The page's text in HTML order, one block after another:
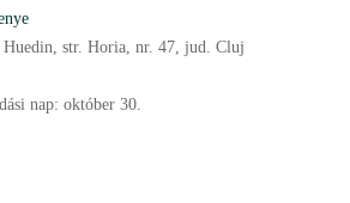
Huedin, str. Horia, nr. 47, jud. Cluj
nap: október 30.